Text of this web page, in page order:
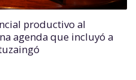
productivo al
agenda que incluyó a